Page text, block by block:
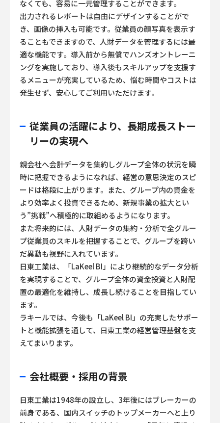
なくても、容易に一元管理することができます。
出力されるレポートは自由にデザインすることがで
き、画像の挿入も可能です。従業員の顔写真を表示す
ることもできますので、人財データを管理するには最
適な機能です。導入前から無償でハンズオントレーニ
ングを実施しており、導入後もスキルアップを支援す
るメニューが充実しているため、悩む時間やコストは
発生せず、安心してご利用いただけます。
従業員の活躍により、長期成長ストー
リーの実現へ
親会社へ会計データを集約しグループ全体の状況を瞬
時に把握できるようになれば、経営の意思決定のスピ
ードは格段に上がります。また、グループ内の資金を
より効率よく投資できるため、新規事業の拡大とい
う”挑戦”へ積極的に取組めるようになります。
また将来的には、人財データの集約・分析で全グルー
プ従業員のスキルを把握することで、グループを跨い
だ異動も視野に入れています。
日東工業は、「LaKeel BI」により継続的なデータ分析
を実現することで、グループ全体の資金投資と人財配
置の最適化を維持し、成長し続けることを目指してい
ます。
ラキールでは、今後も「LaKeel BI」の充実したサポー
トと機能拡張を通して、日東工業の経営管理基盤を支
えてまいります。
会社概要・採用の背景
日東工業は1948年の設立し、3年後にはブレーカーの
前身である、国内スイッチのトップメーカーへと上り